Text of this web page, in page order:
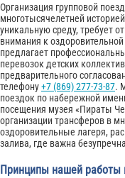
Организация групповой
многотысячелетней
уникальную среду, требует
внимания к
предлагает
перевозок детских
предварительного
телефону+7 (869) 277-73-87.
поездок по набережной
посещения музея «Пираты
организации трансферов в
оздоровительные лагеря,
залива, где важна
Принципы нашей работы